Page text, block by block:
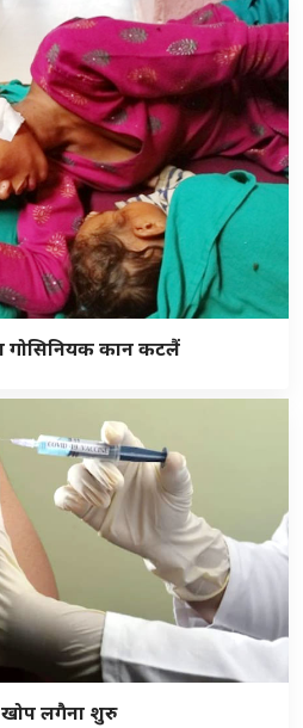
गोसिनियक कान कटलैं
खोप लगैना शुरु